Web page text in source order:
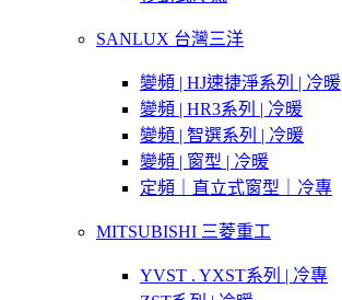
SANLUX 台灣三洋
變頻 | HJ速捷淨系列 | 冷暖
變頻 | HR3系列 | 冷暖
變頻 | 智選系列 | 冷暖
變頻 | 窗型 | 冷暖
定頻｜直立式窗型｜冷專
MITSUBISHI 三菱重工
YVST . YXST系列 | 冷專